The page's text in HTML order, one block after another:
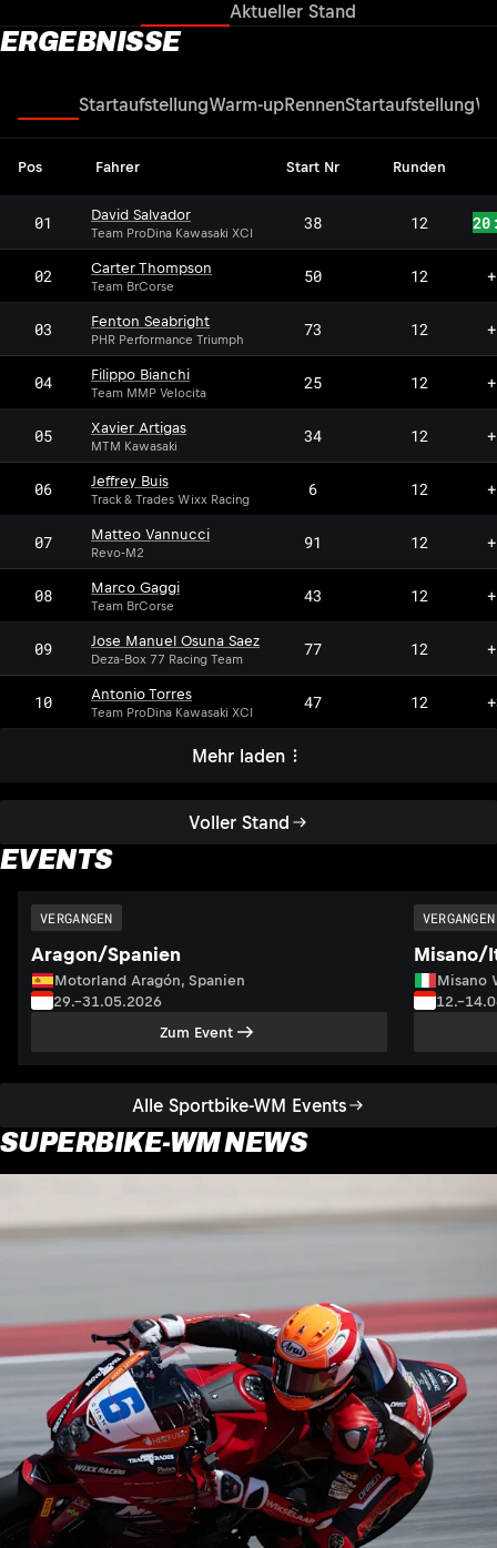
Aktueller Stand
ERGEBNISSE
Voller Stand
StartaufstellungWarm-upRennenStartaufstellung
Pos Fahrer Start Nr Runden
01 David Salvador
Team ProDina Kawasaki XCI 38 12
02 Carter Thompson
Team BrCorse 50 12
03 Fenton Seabright
PHR Performance Triumph 73 12
04 FB
Filippo Bianchi
Team MMP Velocita 25 12
05 Xavier Artigas
MTM Kawasaki 34 12
06 Jeffrey Buis
Track & Trades Wixx Racing 6 12
07 Matteo Vannucci
Revo-M2 91 12
08 Marco Gaggi
Team BrCorse 43 12
09 Jose Manuel Osuna Saez
Deza-Box 77 Racing Team 77 12
10 Antonio Torres
Team ProDina Kawasaki XCI 47 12
Mehr laden
EVENTS
Alle Sportbike-WM Events
VERGANGEN
Aragon/Spanien
Motorland Aragón, Spanien
29.–31.05.2026
Zum Event
VERGANGEN
Misano/
Misano
SUPERBIKE-WM NEWS